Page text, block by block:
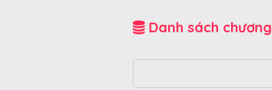
Danh sách chương